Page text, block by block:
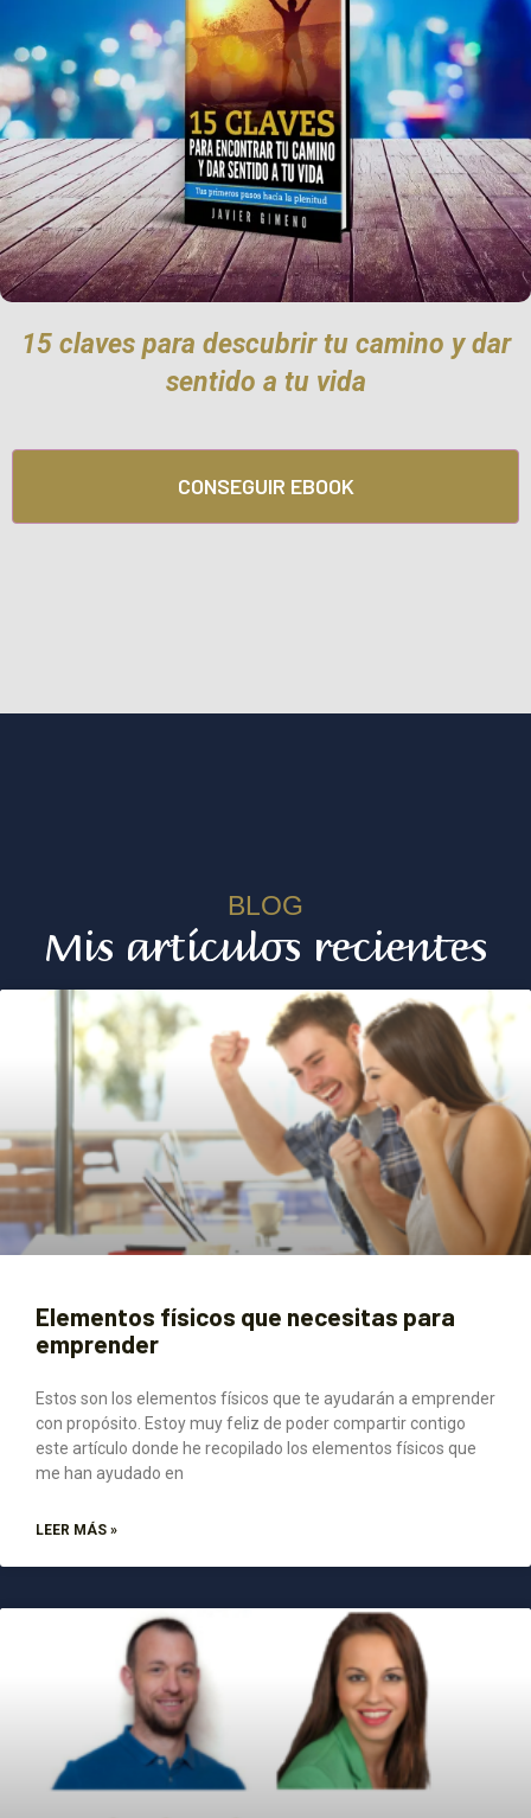
15 claves para descubrir tu camino y dar
sentido a tu vida
CONSEGUIR EBOOK
BLOG
Mis artículos recientes
Elementos físicos que necesitas para
emprender
Estos son los elementos físicos que te ayudarán a emprender
con propósito. Estoy muy feliz de poder compartir contigo
este artículo donde he recopilado los elementos físicos que
me han ayudado en
LEER MÁS »